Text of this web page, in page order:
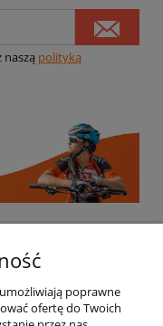
polityką
poprawne
ofertę do Twoich